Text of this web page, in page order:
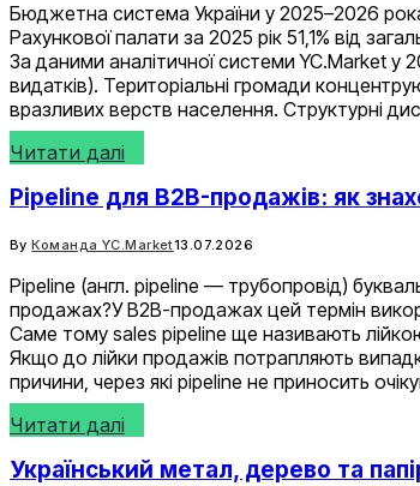
Бюджетна система України у 2025–2026
Рахункової палати за 2025 рік 51,1% від
За даними аналітичної системи YC.Market у
видатків). Територіальні громади
вразливих верств населення. Структурні
Читати далі
Pipeline для B2B-продажів: як
By Команда YC.Market13.07.2026
Pipeline (англ. pipeline — трубопровід)
продажах?У B2B-продажах цей термін
Саме тому sales pipeline ще називають
Якщо до лійки продажів потрапляють
причини, через які pipeline не приносить
Читати далі
Український метал, дерево та